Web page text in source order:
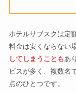
ホテルサブスクは定
料金は安くならない
してしまうこともあ
ビスが多く、複数名
点のひとつです。